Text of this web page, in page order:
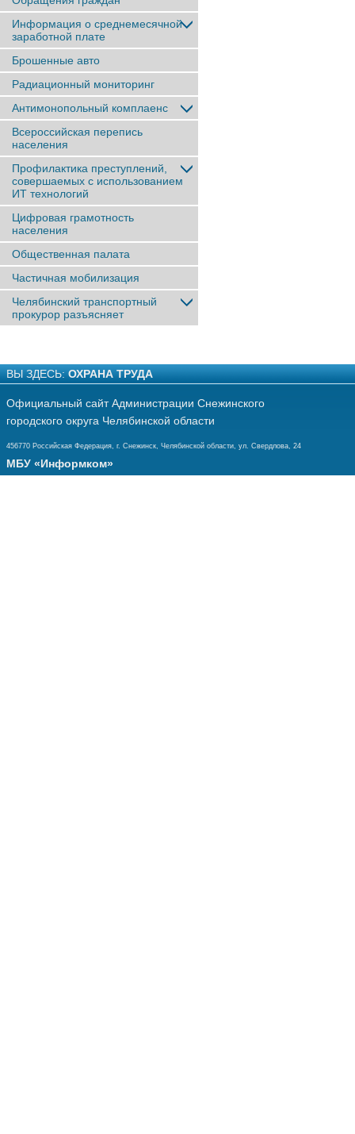
Информация о среднемесячной
заработной плате
Брошенные авто
Радиационный мониторинг
Антимонопольный комплаенс
Всероссийская перепись
населения
Профилактика преступлений,
совершаемых с использованием
ИТ технологий
Цифровая грамотность
населения
Общественная палата
Частичная мобилизация
Челябинский транспортный
прокурор разъясняет
ВЫ ЗДЕСЬ: ОХРАНА ТРУДА
Официальный сайт Администрации Снежинского
городского округа Челябинской области
456770 Российская Федерация, г. Снежинск, Челябинской области, ул. Свердлова, 24
МБУ «Информком»